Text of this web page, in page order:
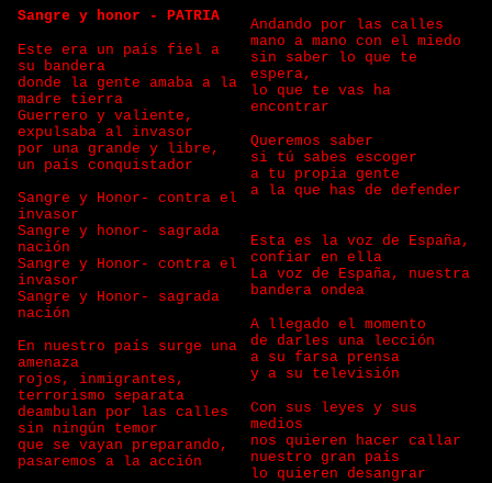
Sangre y honor - PATRIA
Este era un país fiel a
su bandera
donde la gente amaba a la
madre tierra
Guerrero y valiente,
expulsaba al invasor
por una grande y libre,
un país conquistador
Sangre y Honor- contra el
invasor
Sangre y honor- sagrada
nación
Sangre y Honor- contra el
invasor
Sangre y Honor- sagrada
nación
En nuestro país surge una
amenaza
rojos, inmigrantes,
terrorismo separata
deambulan por las calles
sin ningún temor
que se vayan preparando,
pasaremos a la acción
Andando por las calles
mano a mano con el miedo
sin saber lo que te
espera,
lo que te vas ha
encontrar
Queremos saber
si tú sabes escoger
a tu propia gente
a la que has de defender
Esta es la voz de España,
confiar en ella
La voz de España, nuestra
bandera ondea
A llegado el momento
de darles una lección
a su farsa prensa
y a su televisión
Con sus leyes y sus
medios
nos quieren hacer callar
nuestro gran país
lo quieren desangrar